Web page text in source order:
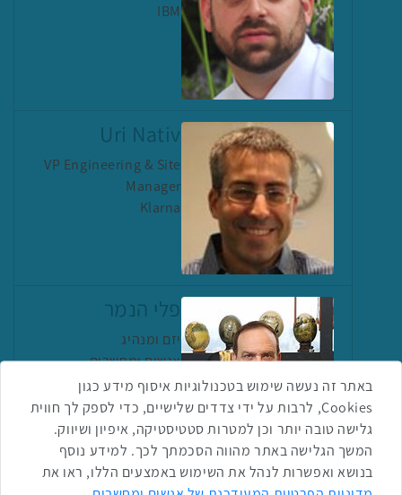
IBM
Uri Nativ
VP Engineering & Site
Manager
Klarna
פלי הנמר
יזם ומנהיג
אנשים ומחשבים
שתפו ברשת
באתר זה נעשה שימוש בטכנולוגיות איסוף מידע כגון
Cookies, לרבות על ידי צדדים שלישיים, כדי לספק לך חווית
גלישה טובה יותר וכן למטרות סטטיסטיקה, איפיון ושיווק.
המשך הגלישה באתר מהווה הסכמתך לכך. למידע נוסף
בנושא ואפשרות לנהל את השימוש באמצעים הללו, ראו את